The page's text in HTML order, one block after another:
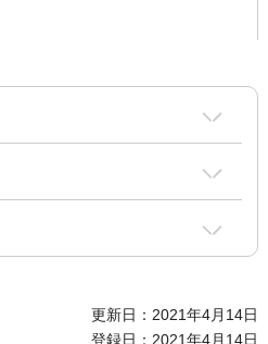
更新日：2021年4月14日
登録日：2021年4月14日